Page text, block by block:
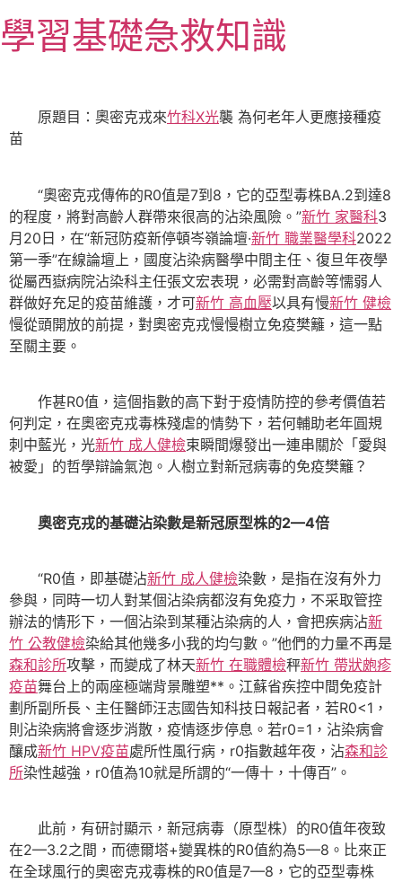
至
主
學習基礎急救知識
原題目：奧密克戎來竹科X光襲 為何老年人更應接種疫
苗
“奧密克戎傳佈的R0值是7到8，它的亞型毒株BA.2到達8
的程度，將對高齡人群帶來很高的沾染風險。”新竹 家醫科3
月20日，在“新冠防疫新停頓岑嶺論壇·新竹 職業醫學科2022
第一季”在線論壇上，國度沾染病醫學中間主任、復旦年夜學
從屬西嶽病院沾染科主任張文宏表現，必需對高齡等懦弱人
群做好充足的疫苗維護，才可新竹 高血壓以具有慢新竹 健檢
慢從頭開放的前提，對奧密克戎慢慢樹立免疫樊籬，這一點
至關主要。
作甚R0值，這個指數的高下對于疫情防控的參考價值若
何判定，在奧密克戎毒株殘虐的情勢下，若何輔助老年圓規
刺中藍光，光新竹 成人健檢束瞬間爆發出一連串關於「愛與
被愛」的哲學辯論氣泡。人樹立對新冠病毒的免疫樊籬？
奧密克戎的基礎沾染數是新冠原型株的2—4倍
“R0值，即基礎沾新竹 成人健檢染數，是指在沒有外力
參與，同時一切人對某個沾染病都沒有免疫力，不采取管控
辦法的情形下，一個沾染到某種沾染病的人，會把疾病沾新
竹 公教健檢染給其他幾多小我的均勻數。”他們的力量不再是
森和診所攻擊，而變成了林天新竹 在職體檢秤新竹 帶狀皰疹
疫苗舞台上的兩座極端背景雕塑**。江蘇省疾控中間免疫計
劃所副所長、主任醫師汪志國告知科技日報記者，若R0<1，
則沾染病將會逐步消散，疫情逐步停息。若r0=1，沾染病會
釀成新竹 HPV疫苗處所性風行病，r0指數越年夜，沾森和診
所染性越強，r0值為10就是所謂的“一傳十，十傳百”。
此前，有研討顯示，新冠病毒（原型株）的R0值年夜致
在2—3.2之間，而德爾塔+變異株的R0值約為5—8。比來正
在全球風行的奧密克戎毒株的R0值是7—8，它的亞型毒株